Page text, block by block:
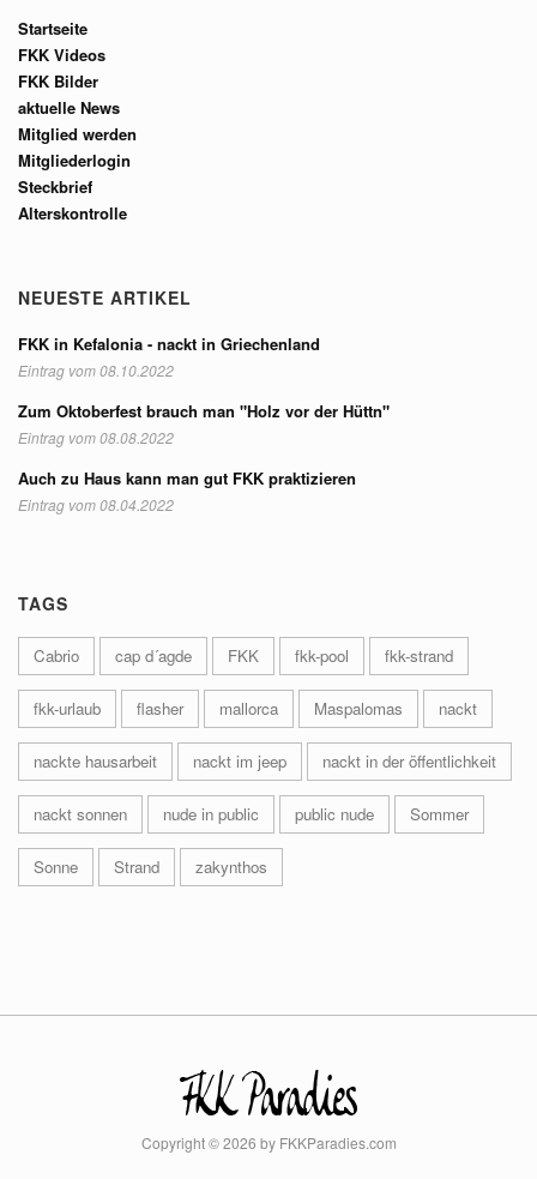
Startseite
FKK Videos
FKK Bilder
aktuelle News
Mitglied werden
Mitgliederlogin
Steckbrief
Alterskontrolle
NEUESTE ARTIKEL
FKK in Kefalonia - nackt in Griechenland
Eintrag vom 08.10.2022
Zum Oktoberfest brauch man "Holz vor der Hüttn"
Eintrag vom 08.08.2022
Auch zu Haus kann man gut FKK praktizieren
Eintrag vom 08.04.2022
TAGS
Cabrio cap d´agde FKK fkk-pool fkk-strand
fkk-urlaub flasher mallorca Maspalomas nackt
nackte hausarbeit nackt im jeep nackt in der öffentlichkeit
nackt sonnen nude in public public nude Sommer
Sonne Strand zakynthos
Copyright © 2026 by FKKParadies.com